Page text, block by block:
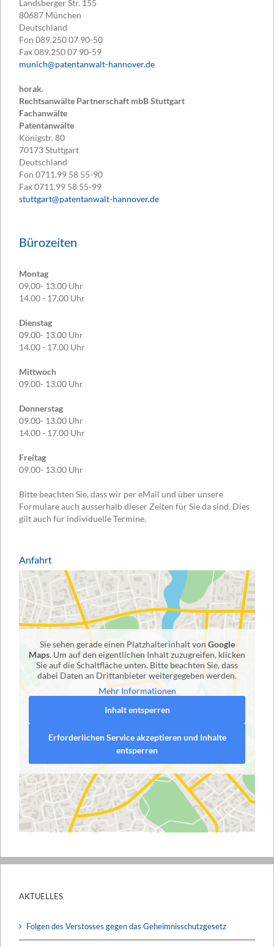
Landsberger Str. 155
80687 München
Deutschland
Fon 089.250 07 90-50
Fax089.250 07 90-59
munich@patentanwalt-hannover.de
horak.
Rechtsanwälte Partnerschaft mbB Stuttgart
Fachanwälte
Patentanwälte
Königstr. 80
70173Stuttgart
Deutschland
Fon 0711.99 58 55-90
Fax0711.99 58 55-99
stuttgart@patentanwalt-hannover.de
Bürozeiten
Montag
09.00- 13.00 Uhr
14.00 - 17.00 Uhr
Dienstag
09.00- 13.00 Uhr
14.00 - 17.00 Uhr
Mittwoch
09.00- 13.00 Uhr
Donnerstag
09.00- 13.00 Uhr
14.00 - 17.00 Uhr
Freitag
09.00- 13.00 Uhr
Bitte beachten Sie, dass wir per eMail und über unsere
Formulare auch ausserhalb dieser Zeiten für Sie da sind. Dies
gilt auch für individuelle Termine.
Anfahrt
Sie sehen gerade einen Platzhalterinhalt von Google
Maps. Um auf den eigentlichen Inhalt zuzugreifen, klicken
Sie auf die Schaltfläche unten. Bitte beachten Sie, dass
dabei Daten an Drittanbieter weitergegeben werden.
Mehr Informationen
Inhalt entsperren
Erforderlichen Service akzeptieren und Inhalte
entsperren
AKTUELLES
Folgen des Verstosses gegen das Geheimnisschutzgesetz